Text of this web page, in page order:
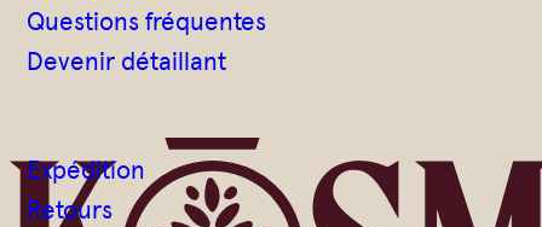
Questions fréquentes
Devenir détaillant
Expédition
Retours